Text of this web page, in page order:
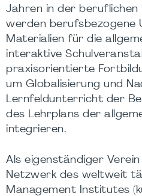
Jahren in der beruflichen
werden berufsbezogene
Materialien für die
interaktive
praxisorientierte
um Globalisierung und
Lernfeldunterricht der
des Lehrplans der
integrieren.
Als eigenständiger
Netzwerk des weltweit
Management Institutes